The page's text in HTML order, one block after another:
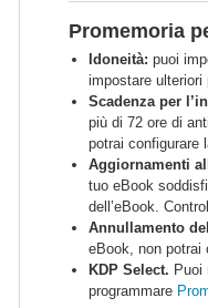
Promemoria
Idoneità: puoi
impostare
Scadenza per
più di 72 ore di
potrai configurare
Aggiornamenti
tuo eBook
dell’eBook.
Annullamento
eBook, non potrai
KDP Select. Puoi
programmare